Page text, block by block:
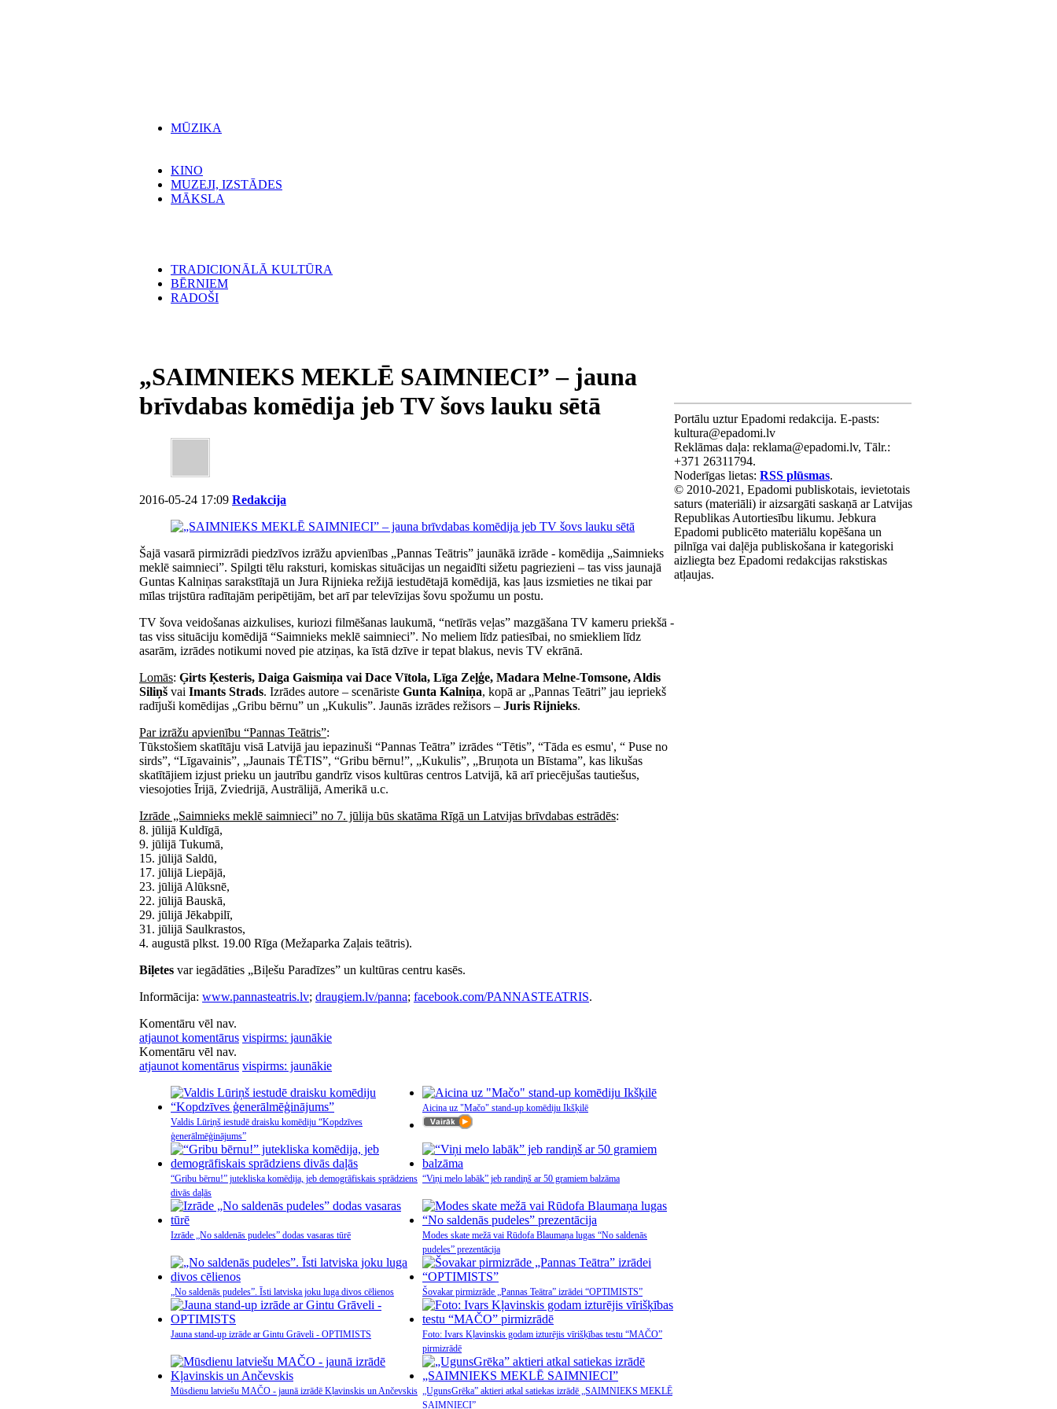
MŪZIKA
KINO
MUZEJI, IZSTĀDES
MĀKSLA
TRADICIONĀLĀ KULTŪRA
BĒRNIEM
RADOŠI
„SAIMNIEKS MEKLĒ SAIMNIECI” – jauna
brīvdabas komēdija jeb TV šovs lauku sētā
2016-05-24 17:09 Redakcija
Šajā vasarā pirmizrādi piedzīvos izrāžu apvienības „Pannas Teātris” jaunākā izrāde - komēdija „Saimnieks
meklē saimnieci”. Spilgti tēlu raksturi, komiskas situācijas un negaidīti sižetu pagriezieni – tas viss jaunajā
Guntas Kalniņas sarakstītajā un Jura Rijnieka režijā iestudētajā komēdijā, kas ļaus izsmieties ne tikai par
mīlas trijstūra radītajām peripētijām, bet arī par televīzijas šovu spožumu un postu.
TV šova veidošanas aizkulises, kuriozi filmēšanas laukumā, “netīrās veļas” mazgāšana TV kameru priekšā -
tas viss situāciju komēdijā “Saimnieks meklē saimnieci”. No meliem līdz patiesībai, no smiekliem līdz
asarām, izrādes notikumi noved pie atziņas, ka īstā dzīve ir tepat blakus, nevis TV ekrānā.
Lomās: Ģirts Ķesteris, Daiga Gaismiņa vai Dace Vītola, Līga Zeļģe, Madara Melne-Tomsone, Aldis
Siliņš vai Imants Strads. Izrādes autore – scenāriste Gunta Kalniņa, kopā ar „Pannas Teātri” jau iepriekš
radījuši komēdijas „Gribu bērnu” un „Kukulis”. Jaunās izrādes režisors – Juris Rijnieks.
Par izrāžu apvienību “Pannas Teātris”:
Tūkstošiem skatītāju visā Latvijā jau iepazinuši “Pannas Teātra” izrādes “Tētis”, “Tāda es esmu', “ Puse no
sirds”, “Līgavainis”, „Jaunais TĒTIS”, “Gribu bērnu!”, „Kukulis”, „Bruņota un Bīstama”, kas likušas
skatītājiem izjust prieku un jautrību gandrīz visos kultūras centros Latvijā, kā arī priecējušas tautiešus,
viesojoties Īrijā, Zviedrijā, Austrālijā, Amerikā u.c.
Izrāde „Saimnieks meklē saimnieci” no 7. jūlija būs skatāma Rīgā un Latvijas brīvdabas estrādēs:
8. jūlijā Kuldīgā,
9. jūlijā Tukumā,
15. jūlijā Saldū,
17. jūlijā Liepājā,
23. jūlijā Alūksnē,
22. jūlijā Bauskā,
29. jūlijā Jēkabpilī,
31. jūlijā Saulkrastos,
4. augustā plkst. 19.00 Rīga (Mežaparka Zaļais teātris).
Biļetes var iegādāties „Biļešu Paradīzes” un kultūras centru kasēs.
Informācija: www.pannasteatris.lv; draugiem.lv/panna; facebook.com/PANNASTEATRIS.
Komentāru vēl nav.
atjaunot komentārus vispirms: jaunākie
Komentāru vēl nav.
atjaunot komentārus vispirms: jaunākie
Valdis Lūriņš iestudē draisku komēdiju “Kopdzīves
ģenerālmēģinājums”
Aicina uz "Mačo" stand-up komēdiju Ikšķilē
“Gribu bērnu!” jutekliska komēdija, jeb demogrāfiskais sprādziens
divās daļās
“Viņi melo labāk” jeb randiņš ar 50 gramiem balzāma
Izrāde „No saldenās pudeles” dodas vasaras tūrē
Modes skate mežā vai Rūdofa Blaumaņa lugas “No saldenās
pudeles” prezentācija
„No saldenās pudeles”. Īsti latviska joku luga divos cēlienos Šovakar pirmizrāde „Pannas Teātra” izrādei “OPTIMISTS”
Jauna stand-up izrāde ar Gintu Grāveli - OPTIMISTS
Foto: Ivars Kļavinskis godam izturējis vīrišķības testu “MAČO”
pirmizrādē
Mūsdienu latviešu MAČO - jaunā izrādē Kļavinskis un Ančevskis „UgunsGrēka” aktieri atkal satiekas izrādē „SAIMNIEKS MEKLĒ
SAIMNIECI”
Portālu uztur Epadomi redakcija. E-pasts:
kultura@epadomi.lv
Reklāmas daļa: reklama@epadomi.lv, Tālr.:
+371 26311794.
Noderīgas lietas: RSS plūsmas.
© 2010-2021, Epadomi publiskotais, ievietotais
saturs (materiāli) ir aizsargāti saskaņā ar Latvijas
Republikas Autortiesību likumu. Jebkura
Epadomi publicēto materiālu kopēšana un
pilnīga vai daļēja publiskošana ir kategoriski
aizliegta bez Epadomi redakcijas rakstiskas
atļaujas.